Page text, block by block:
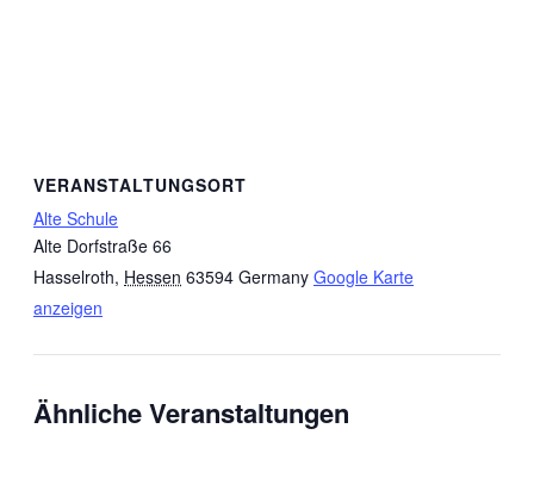
VERANSTALTUNGSORT
Alte Schule
Alte Dorfstraße 66
Hasselroth, Hessen 63594 Germany Google Karte
anzeigen
Ähnliche Veranstaltungen